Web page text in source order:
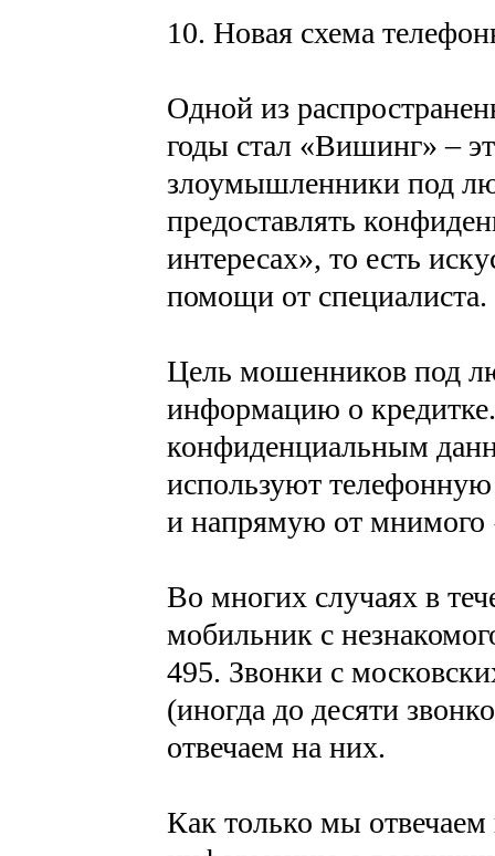
10. Новая схема
Одной из
годы стал «Вишинг» –
злоумышленники под
предоставлять
интересах», то есть
помощи от специалиста.
Цель мошенников под
информацию о
конфиденциальным
используют телефонную
и напрямую от мнимого
Во многих случаях в
мобильник с
495. Звонки с
(иногда до десяти
отвечаем на них.
Как только мы